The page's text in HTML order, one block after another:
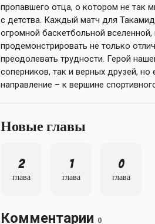
пропавшего отца, о котором не так
с детства. Каждый матч для
огромной баскетбольной
продемонстрировать не только
преодолевать трудности. Герой
соперников, так и верных друзей, но
направление – к вершине
Новые главы
2
глава
1
глава
0
глава
Комментарии 0